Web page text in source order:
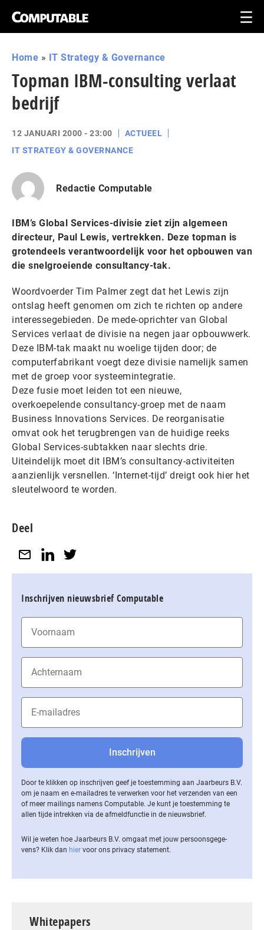
Home » IT Strategy & Governance
Topman IBM-consulting verlaat
bedrijf
12 JANUARI 2000 - 23:00
ACTUEEL
IT STRATEGY & GOVERNANCE
Redactie Computable
IBM’s Global Services-divisie ziet zijn algemeen
directeur, Paul Lewis, vertrekken. Deze topman is
grotendeels verantwoordelijk voor het opbouwen van
die snelgroeiende consultancy-tak.
Woordvoerder Tim Palmer zegt dat het Lewis zijn
ontslag heeft genomen om zich te richten op andere
interessegebieden. De mede-oprichter van Global
Services verlaat de divisie na negen jaar opbouwwerk.
Deze IBM-tak maakt nu woelige tijden door; de
computerfabrikant voegt deze divisie namelijk samen
met de groep voor systeemintegratie.
Deze fusie moet leiden tot een nieuwe,
overkoepelende consultancy-groep met de naam
Business Innovations Services. De reorganisatie
omvat ook het terugbrengen van de huidige reeks
Global Services-subtakken naar slechts drie.
Uiteindelijk moet dit IBM’s consultancy-activiteiten
aanzienlijk versnellen. ‘Internet-tijd’ dreigt ook hier het
sleutelwoord te worden.
Deel
Inschrijven nieuwsbrief Computable
Door te klikken op inschrijven geef je toestemming aan Jaarbeurs B.V.
om je naam en e-mailadres te verwerken voor het verzenden van een
of meer mailings namens Computable. Je kunt je toestemming te
allen tijde intrekken via de af­meld­func­tie in de nieuwsbrief.
Wil je weten hoe Jaarbeurs B.V. omgaat met jouw per­soons­ge­ge­
vens? Klik dan hier voor ons privacy statement.
Whitepapers